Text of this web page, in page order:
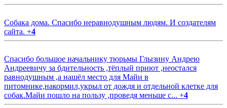
Собака дома. Спасибо неравнодушным людям. И создателям
сайта. +4
Спасибо большое начальнику тюрьмы Глызину Андрею
Андреевичу за бдительность ,тёплый приют ,неостался
равнодушным ,а нашёл место для Майи в
питомнике,накормил,укрыл от дождя и отдельной клетке для
собак.Майи пошло на пользу ,проведя меньше с... +4